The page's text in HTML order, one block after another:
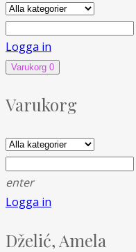
Logga in
Varukorg 0
Varukorg
enter
Logga in
Dželić, Amela